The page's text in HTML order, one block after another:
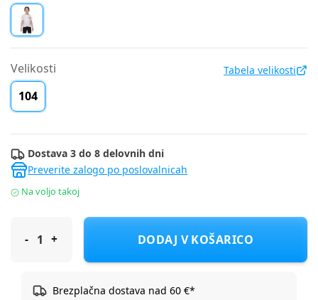
Velikosti Tabela velikosti
104
Dostava 3 do 8 delovnih dni
Preverite zalogo po poslovalnicah
Na voljo takoj
Champion majica KR 405181-WW001 D Bela 2XS
DODAJ V KOŠARICO
Brezplačna dostava nad 60 €*